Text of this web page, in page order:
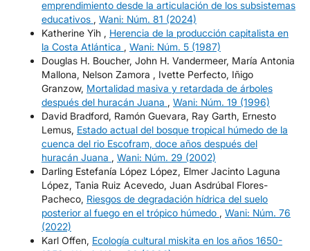
emprendimiento desde la articulación de los subsistemas
educativos , Wani: Núm. 81 (2024)
Katherine Yih , Herencia de la producción capitalista en
la Costa Atlántica , Wani: Núm. 5 (1987)
Douglas H. Boucher, John H. Vandermeer, María Antonia
Mallona, Nelson Zamora , Ivette Perfecto, Iñigo
Granzow, Mortalidad masiva y retardada de árboles
después del huracán Juana , Wani: Núm. 19 (1996)
David Bradford, Ramón Guevara, Ray Garth, Ernesto
Lemus, Estado actual del bosque tropical húmedo de la
cuenca del rio Escofram, doce años después del
huracán Juana , Wani: Núm. 29 (2002)
Darling Estefanía López López, Elmer Jacinto Laguna
López, Tania Ruiz Acevedo, Juan Asdrúbal Flores-
Pacheco, Riesgos de degradación hídrica del suelo
posterior al fuego en el trópico húmedo , Wani: Núm. 76
(2022)
Karl Offen, Ecología cultural miskita en los años 1650-